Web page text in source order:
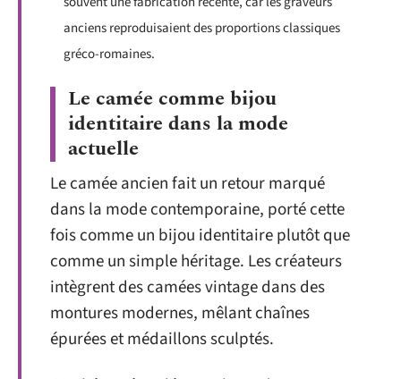
anciens reproduisaient des proportions classiques
gréco-romaines.
Le camée comme bijou
identitaire dans la mode
actuelle
Le camée ancien fait un retour marqué
dans la mode contemporaine, porté cette
fois comme un bijou identitaire plutôt que
comme un simple héritage. Les créateurs
intègrent des camées vintage dans des
montures modernes, mêlant chaînes
épurées et médaillons sculptés.